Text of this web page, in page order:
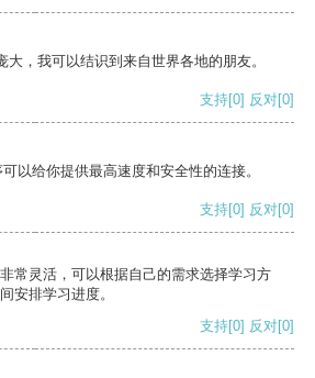
，我可以结识到来自世界各地的朋友。
支持[0] 反对[0]
以给你提供最高速度和安全性的连接。
支持[0] 反对[0]
常灵活，可以根据自己的需求选择学习方
安排学习进度。
支持[0] 反对[0]